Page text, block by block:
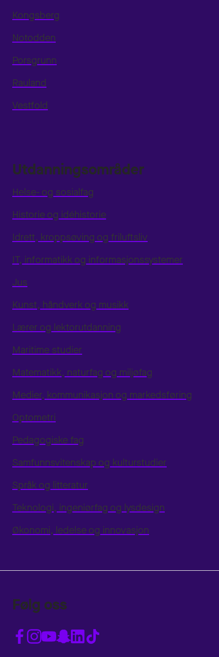
Kongsberg
Notodden
Porsgrunn
Rauland
Vestfold
Utdanningsområder
Helse- og sosialfag
Historie og idéhistorie
Idrett, kroppsøving og friluftsliv
IT, informatikk og informasjonssystemer
Jus
Kunst, håndverk og musikk
Lærer og lektorutdanning
Maritime studier
Matematikk, naturfag og miljøfag
Medier, kommunikasjon og markedsføring
Optometri
Pedagogiske fag
Samfunnsvitenskap og kulturstudier
Språk og litteratur
Teknologi, ingeniørfag og lysdesign
Økonomi, ledelse og innovasjon
Følg oss